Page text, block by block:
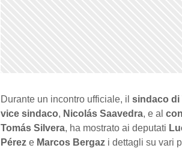
Durante un incontro ufficiale, il sindaco di
vice sindaco, Nicolás Saavedra, e al
Tomás Silvera, ha mostrato ai deputati
Pérez e Marcos Bergaz i dettagli su vari